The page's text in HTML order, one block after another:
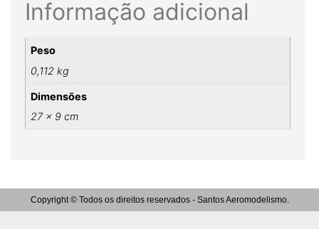
Informação adicional
Peso
0,112 kg
Dimensões
27 × 9 cm
Copyright © Todos os direitos reservados - Santos Aeromodelismo.